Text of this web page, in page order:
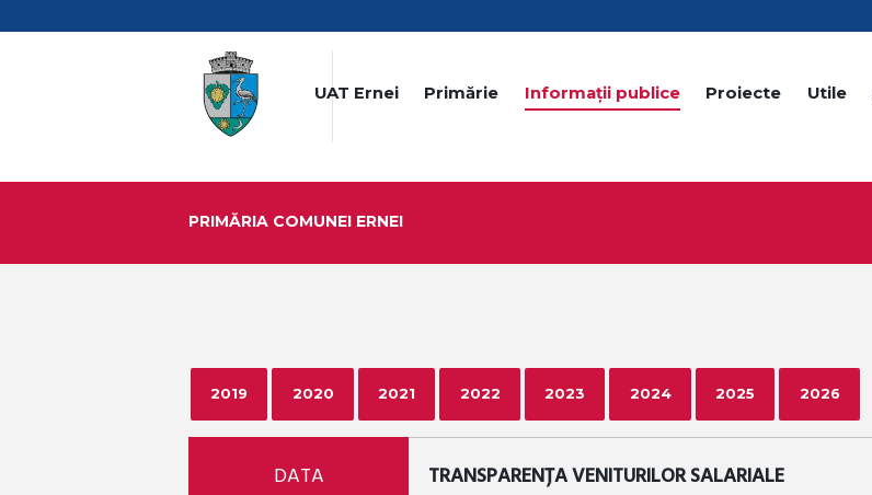
UAT Ernei Primărie Informații publice Proiecte Utile
PRIMĂRIA COMUNEI ERNEI
2019 2020 2021 2022 2023 2024 2025 2026
DATA TRANSPARENȚA VENITURILOR SALARIALE